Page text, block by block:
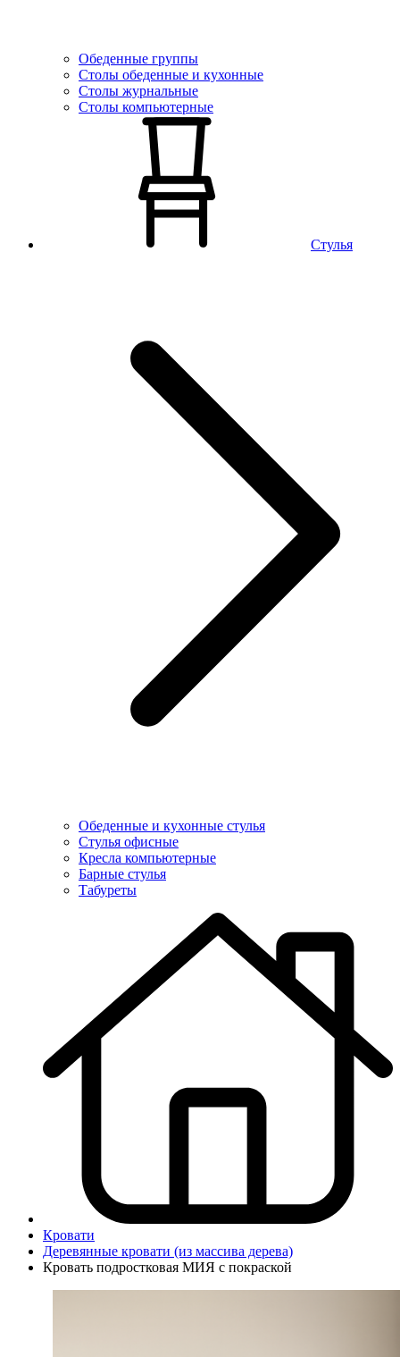
Обеденные группы
Столы обеденные и кухонные
Столы журнальные
Столы компьютерные
Стулья
Обеденные и кухонные стулья
Стулья офисные
Кресла компьютерные
Барные стулья
Табуреты
Кровати
Деревянные кровати (из массива дерева)
Кровать подростковая МИЯ с покраской